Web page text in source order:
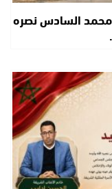
محمد السادس نصره